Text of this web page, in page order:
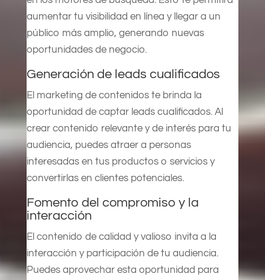
aumentar tu visibilidad en línea y llegar a un
público más amplio, generando nuevas
oportunidades de negocio.
Generación de leads cualificados
El marketing de contenidos te brinda la
oportunidad de captar leads cualificados. Al
crear contenido relevante y de interés para tu
audiencia, puedes atraer a personas
interesadas en tus productos o servicios y
convertirlas en clientes potenciales.
Fomento del compromiso y la
interacción
El contenido de calidad y valioso invita a la
interacción y participación de tu audiencia.
Puedes aprovechar esta oportunidad para